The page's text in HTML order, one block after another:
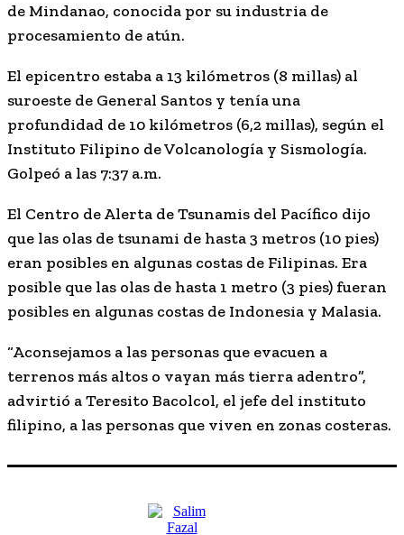
de Mindanao, conocida por su industria de
procesamiento de atún.
El epicentro estaba a 13 kilómetros (8 millas) al
suroeste de General Santos y tenía una
profundidad de 10 kilómetros (6,2 millas), según el
Instituto Filipino de Volcanología y Sismología.
Golpeó a las 7:37 a.m.
El Centro de Alerta de Tsunamis del Pacífico dijo
que las olas de tsunami de hasta 3 metros (10 pies)
eran posibles en algunas costas de Filipinas. Era
posible que las olas de hasta 1 metro (3 pies) fueran
posibles en algunas costas de Indonesia y Malasia.
“Aconsejamos a las personas que evacuen a
terrenos más altos o vayan más tierra adentro”,
advirtió a Teresito Bacolcol, el jefe del instituto
filipino, a las personas que viven en zonas costeras.